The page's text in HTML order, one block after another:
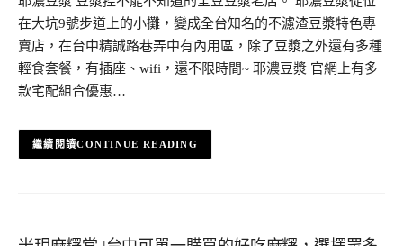
在大坑9號步道上的小攤，變成全台知名的不濾渣豆漿特色專
賣店，在台中精誠路巷弄中有內用區，除了豆漿之外還有多種
輕食套餐，有插座、wifi，還不限時間~ 耶濃豆漿 官網上有多
款宅配組合優惠…
CONTINUE READING